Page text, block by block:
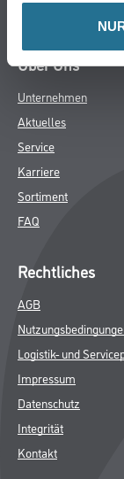
Über Uns
Unternehmen
Aktuelles
Service
Karriere
Sortiment
FAQ
Rechtliches
AGB
Logistik- und
Impressum
Datenschutz
Integrität
Kontakt